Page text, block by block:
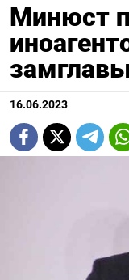
Минюст
16.06.2023